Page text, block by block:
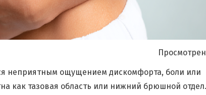
неприятным ощущением дискомфорта, боли или
как тазовая область или нижний брюшной отдел.